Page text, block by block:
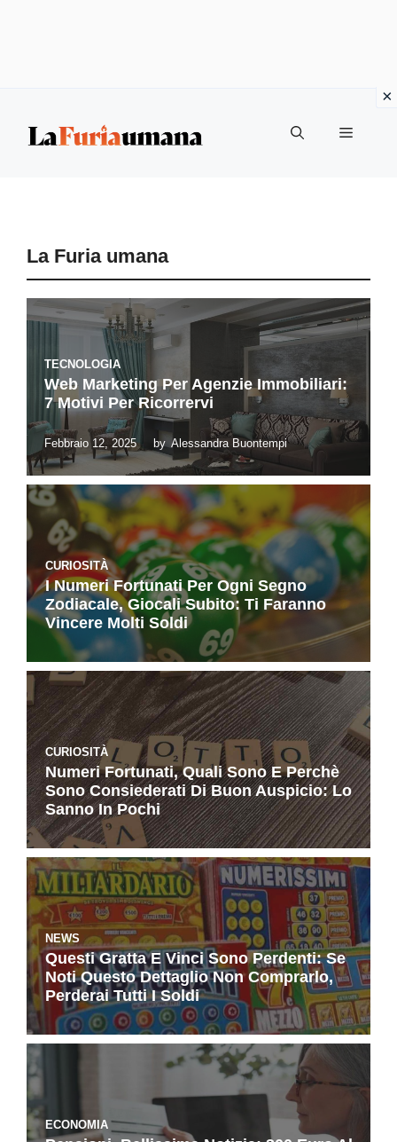
Menu
La Furia umana
TECNOLOGIA
Web Marketing Per Agenzie Immobiliari:
7 Motivi Per Ricorrervi
Febbraio 12, 2025 by Alessandra Buontempi
CURIOSITÀ
I Numeri Fortunati Per Ogni Segno
Zodiacale, Giocali Subito: Ti Faranno
Vincere Molti Soldi
CURIOSITÀ
Numeri Fortunati, Quali Sono E Perchè
Sono Consiederati Di Buon Auspicio: Lo
Sanno In Pochi
NEWS
Questi Gratta E Vinci Sono Perdenti: Se
Noti Questo Dettaglio Non Comprarlo,
Perderai Tutti I Soldi
ECONOMIA